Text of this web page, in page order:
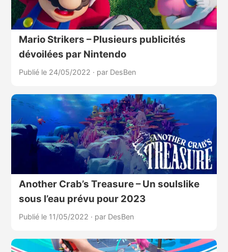
Mario Strikers – Plusieurs publicités
dévoilées par Nintendo
Publié le 24/05/2022 · par DesBen
Another Crab’s Treasure – Un soulslike
sous l’eau prévu pour 2023
Publié le 11/05/2022 · par DesBen